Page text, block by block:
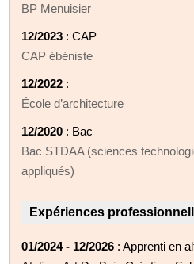
BP Menuisier
12/2023 : CAP
CAP ébéniste
12/2022 :
École d’architecture
12/2020 : Bac
Bac STDAA (sciences
appliqués)
Expériences
01/2024 - 12/2026 : Apprenti en